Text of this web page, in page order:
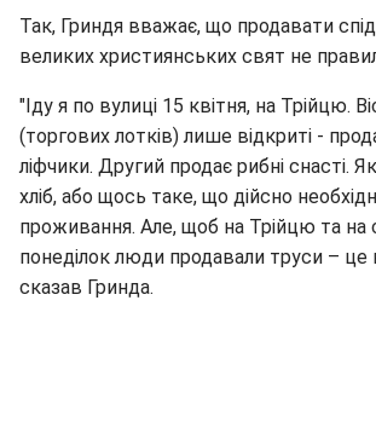
Так, Гриндя вважає, що продавати
великих християнських свят не
"Іду я по вулиці 15 квітня, на Трійцю.
(торгових лотків) лише відкриті -
ліфчики. Другий продає рибні снасті.
хліб, або щось таке, що дійсно
проживання. Але, щоб на Трійцю та на
понеділок люди продавали труси – це
сказав Гринда.